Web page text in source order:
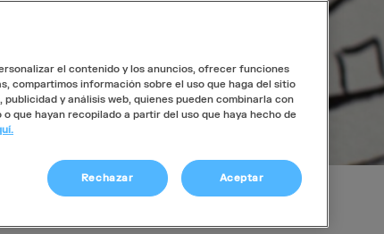
el contenido y los anuncios, ofrecer funciones
compartimos información sobre el uso que haga del sitio
y análisis web, quienes pueden combinarla con
que hayan recopilado a partir del uso que haya hecho de
Rechazar Aceptar